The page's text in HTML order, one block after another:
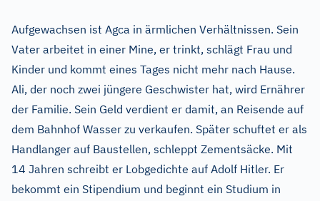
Aufgewachsen ist Agca in ärmlichen Verhältnissen. Sein
Vater arbeitet in einer Mine, er trinkt, schlägt Frau und
Kinder und kommt eines Tages nicht mehr nach Hause.
Ali, der noch zwei jüngere Geschwister hat, wird Ernährer
der Familie. Sein Geld verdient er damit, an Reisende auf
dem Bahnhof Wasser zu verkaufen. Später schuftet er als
Handlanger auf Baustellen, schleppt Zementsäcke. Mit
14 Jahren schreibt er Lobgedichte auf Adolf Hitler. Er
bekommt ein Stipendium und beginnt ein Studium in